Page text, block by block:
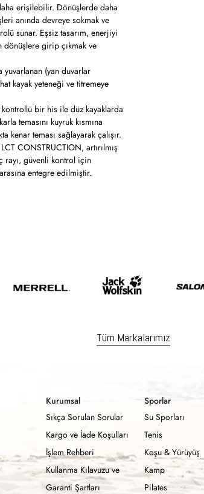
erişilebilir. Dönüşlerde daha
anında devreye sokmak ve
sunar. Eşsiz tasarım, enerjiyi
girip çıkmak ve
yuvarlanan (yan duvarlar
kayak yeteneği ve titremeye
bir his ile düz kayaklarda
temasını kuyruk kısmına
kenar teması sağlayarak çalışır.
CONSTRUCTION, artırılmış
rayı, güvenli kontrol için
entegre edilmiştir.
Tüm Markalarımız
Kurumsal
Sıkça Sorulan Sorular
Kargo ve İade Koşulları
İşlem Rehberi
Kullanma Kılavuzu ve
Garanti Şartları
Sporlar
Su Sporları
Tenis
Koşu & Yürüyüş
Kamp
Pilates